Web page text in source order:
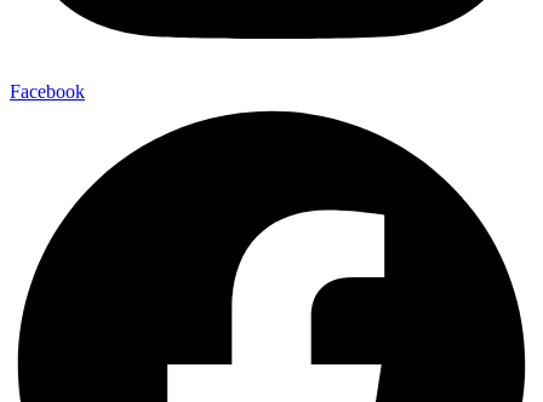
Facebook